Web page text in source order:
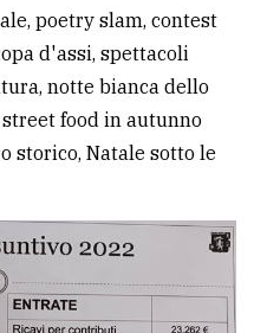
poetry slam, contest
d'assi, spettacoli
notte bianca dello
food in autunno
storico, Natale sotto le